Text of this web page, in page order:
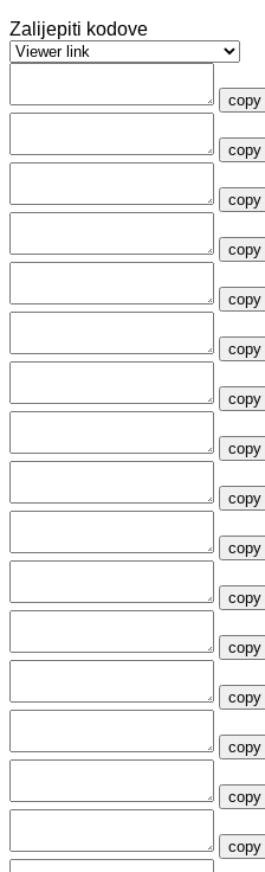
Zalijepiti kodove
copy
copy
copy
copy
copy
copy
copy
copy
copy
copy
copy
copy
copy
copy
copy
copy